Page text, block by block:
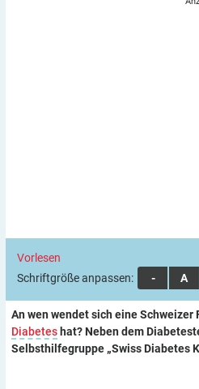
Vorlesen
Schriftgröße anpassen:
A A
An wen wendet sich eine Schweizer
Diabetes hat? Neben dem
Selbsthilfegruppe „Swiss Diabetes